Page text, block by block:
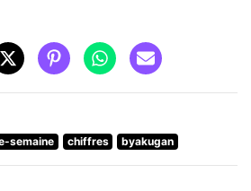
semaine chiffres byakugan